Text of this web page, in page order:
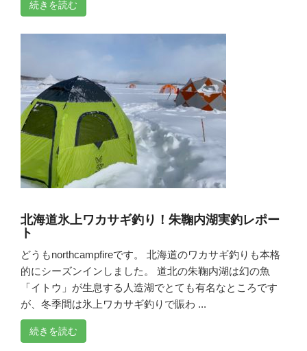
続きを読む
北海道氷上ワカサギ釣り！朱鞠内湖実釣レポー
ト
どうもnorthcampfireです。 北海道のワカサギ釣りも本格
的にシーズンインしました。 道北の朱鞠内湖は幻の魚
「イトウ」が生息する人造湖でとても有名なところです
が、冬季間は氷上ワカサギ釣りで賑わ ...
続きを読む